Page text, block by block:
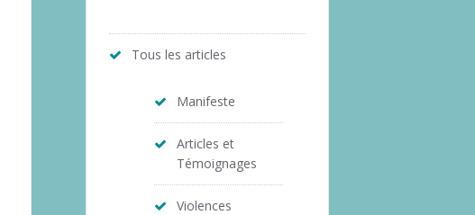
Tous les articles
Manifeste
Articles et
Témoignages
Violences